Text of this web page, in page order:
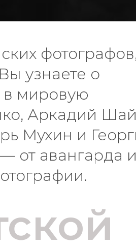
узнаете о
в мировую
Аркадий
Мухин и
от авангарда и